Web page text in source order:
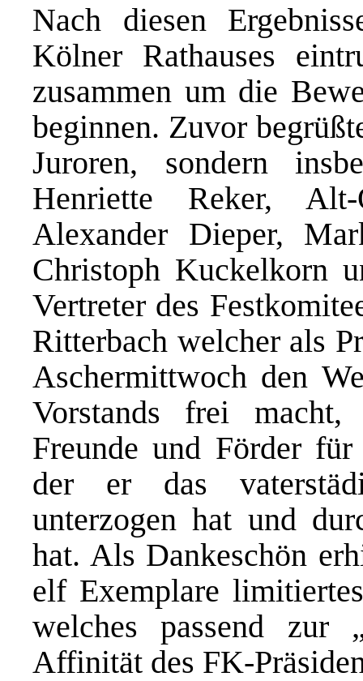
Nach diesen
Kölner Rathauses
zusammen um die
beginnen. Zuvor
Juroren, sondern
Henriette Reker,
Alexander Dieper,
Christoph Kuckelkorn
Vertreter des
Ritterbach welcher als
Aschermittwoch den
Vorstands frei
Freunde und Förder
der er das
unterzogen hat und
hat. Als Dankeschön
elf Exemplare
welches passend zur
Affinität des FK-